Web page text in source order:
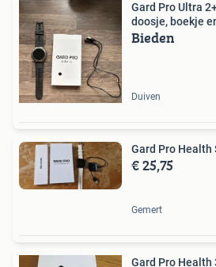
Gard Pro Ultra
doosje, boekje
Bieden
Duiven
Gard Pro Health
€ 25,75
Gemert
Gard Pro Health